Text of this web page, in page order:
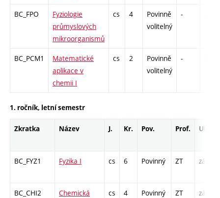
BC_FPO
Fyziologie
průmyslových
mikroorganismů
cs 4
Povinně
volitelný
-
BC_PCM1
Matematické
aplikace v
chemii I
cs 2
Povinně
volitelný
-
1. ročník, letní semestr
Zkratka Název J. Kr. Pov. Prof. Uk.
BC_FYZ1 Fyzika I cs 6 Povinný ZT zá,zk
BC_CHI2
Chemická
cs 4 Povinný ZT zá,zk